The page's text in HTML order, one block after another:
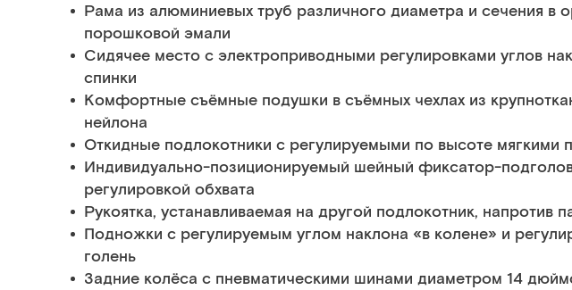
Рама из алюминиевых труб различного диаметра и сечения в
порошковой эмали
Сидячее место с электроприводными регулировками углов
спинки
Комфортные съёмные подушки в съёмных чехлах из
нейлона
Откидные подлокотники с регулируемыми по высоте мягкими
Индивидуально-позиционируемый шейный фиксатор-
регулировкой обхвата
Рукоятка, устанавливаемая на другой подлокотник, напротив
Подножки с регулируемым углом наклона «в колене» и
голень
Задние колёса с пневматическими шинами диаметром 14